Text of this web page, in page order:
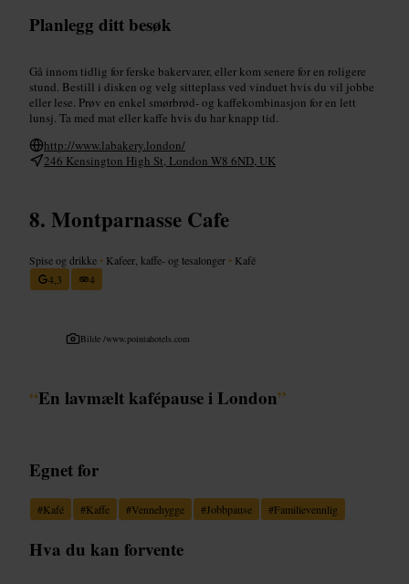
Planlegg ditt besøk
Gå innom tidlig for ferske bakervarer, eller kom senere for en roligere
stund. Bestill i disken og velg sitteplass ved vinduet hvis du vil jobbe
eller lese. Prøv en enkel smørbrød- og kaffekombinasjon for en lett
lunsj. Ta med mat eller kaffe hvis du har knapp tid.
http://www.labakery.london/
246 Kensington High St, London W8 6ND, UK
Montparnasse Cafe
Spise og drikke • Kafeer, kaffe- og tesalonger • Kafé
4,3
4
Bilde /www.pointahotels.com
“En lavmælt kafépause i London”
Egnet for
#Kafé #Kaffe #Vennehygge #Jobbpause #Familievennlig
Hva du kan forvente